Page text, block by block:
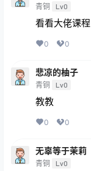
青铜 Lv0
看看大佬课程
0 0
悲凉的柚子
青铜 Lv0
教教
0 0
无辜等于茉莉
青铜 Lv0